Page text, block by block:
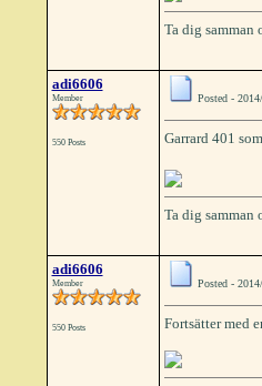
Ta dig
adi6606
Member
550 Posts
Posted -
Garrard 401
Ta dig
adi6606
Member
550 Posts
Posted -
Fortsätter med